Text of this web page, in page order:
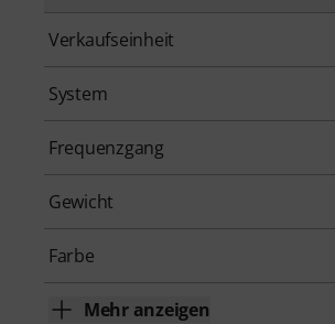
Verkaufseinheit
System
Frequenzgang
Gewicht
Farbe
Mehr anzeigen